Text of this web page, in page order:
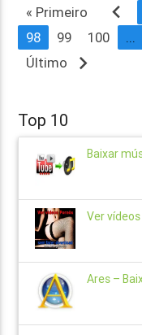
« Primeiro navigate_before
98
99 100 ...
Último navigate_next
Top 10
Baixar
Ver
Ares –